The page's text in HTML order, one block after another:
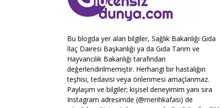
Bu blogda yer alan bilgiler, Sağlık Bakanlığı Gıda
İlaç Dairesi Başkanlığı ya da Gıda Tarım ve
Hayvancılık Bakanlığı tarafından
değerlendirilmemiştir. Herhangi bir hastalığın
teşhisi, tedavisi veya önlenmesi amaçlanmaz.
Paylaşım ve bilgiler; kişisel deneyimim yanı sıra
Instagram adresimde (@merihkafasi) de